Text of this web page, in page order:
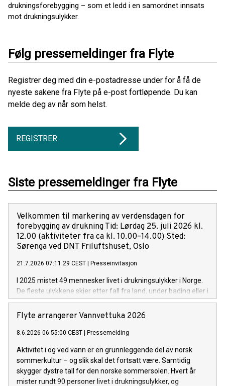
drukningsforebygging – som et ledd i en samordnet innsats
mot drukningsulykker.
Følg pressemeldinger fra Flyte
Registrer deg med din e-postadresse under for å få de
nyeste sakene fra Flyte på e-post fortløpende. Du kan
melde deg av når som helst.
REGISTRER
Siste pressemeldinger fra Flyte
Velkommen til markering av verdensdagen for
forebygging av drukning Tid: Lørdag 25. juli 2026 kl.
12.00 (aktiviteter fra ca kl. 10.00–14.00) Sted:
Sørenga ved DNT Friluftshuset, Oslo
21.7.2026 07:11:29 CEST | Presseinvitasjon
I 2025 mistet 49 mennesker livet i drukningsulykker i Norge.
De fleste ulykkene skjer etter fall fra land, under bading eller i
fritidsbåt – hendelser som i mange tilfeller kan forebygges. I
løpet av 1. halvår har allerede 43 mennesker mistet livet i
drukning.
Flyte arrangerer Vannvettuka 2026
8.6.2026 06:55:00 CEST | Pressemelding
Aktivitet i og ved vann er en grunnleggende del av norsk
sommerkultur – og slik skal det fortsatt være. Samtidig
skygger dystre tall for den norske sommersolen. Hvert år
mister rundt 90 personer livet i drukningsulykker, og